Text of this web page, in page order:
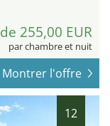
de 255,00 EUR
par chambre et nuit
Montrer l'offre
12